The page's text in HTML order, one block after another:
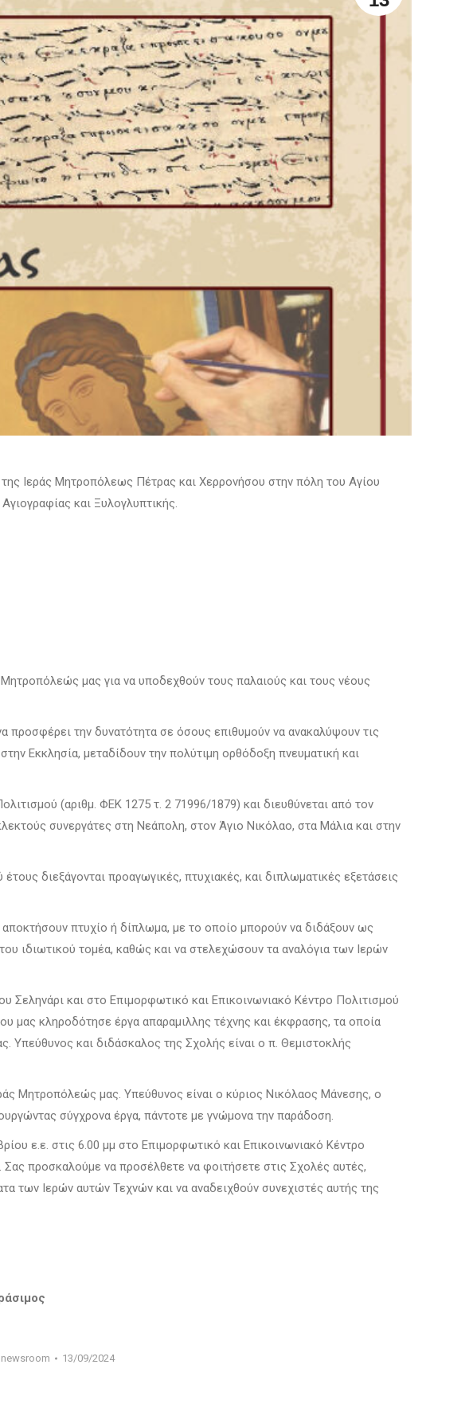
Ιεράς Μητροπόλεως Πέτρας και Χερρονήσου στην πόλη του Αγίου
και Ξυλογλυπτικής.
μας για να υποδεχθούν τους παλαιούς και τους νέους
προσφέρει την δυνατότητα σε όσους επιθυμούν να ανακαλύψουν τις
Εκκλησία, μεταδίδουν την πολύτιμη ορθόδοξη πνευματική και
(αριθμ. ΦΕΚ 1275 τ. 2 71996/1879) και διευθύνεται από τον
συνεργάτες στη Νεάπολη, στον Άγιο Νικόλαο, στα Μάλια και στην
διεξάγονται προαγωγικές, πτυχιακές, και διπλωματικές εξετάσεις
πτυχίο ή δίπλωμα, με το οποίο μπο­ρούν να διδάξουν ως
ιδιωτικού τομέα, καθώς και να στελεχώσουν τα αναλόγια των Ιερών
και στο Επιμορφωτικό και Επικοινωνιακό Κέντρο Πολιτισμού
μας κληροδότησε έργα απα­ρα­μιλλης τέχνης και έκφρασης, τα οποία
Υπεύθυνος και διδάσκαλος της Σχολής είναι ο π. Θεμιστοκλής
Μητροπόλεώς μας. Υπεύθυνος είναι ο κύριος Νικόλαος Μάνεσης, ο
σύγχρονα έργα, πάντοτε με γνώμονα την παράδοση.
ε.ε. στις 6.00 μμ στο Επιμορφωτικό και Επικοινωνιακό Κέντρο
προσκαλούμε να προσέλθετε να φοιτήσετε στις Σχολές αυτές,
των Ιερών αυτών Τεχνών και να αναδειχθούν συνεχιστές αυτής της
newsroom 13/09/2024